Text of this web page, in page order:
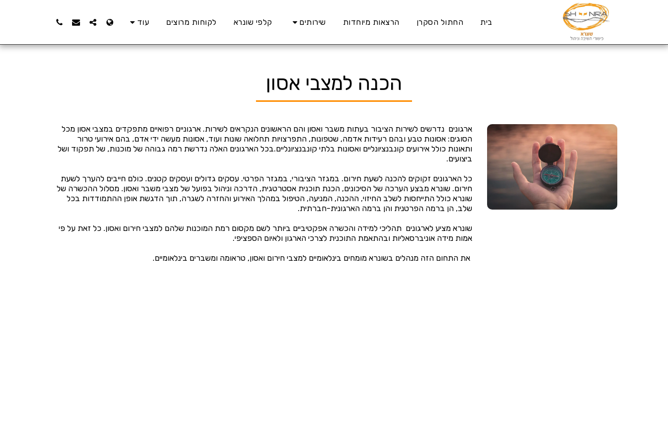
בית החתול הסקרן הרצאות מיוחדות שירותים קלפי שונרא לקוחות מרוצים עוד
הכנה למצבי אסון
ארגונים נדרשים לשירות הציבור בעתות משבר ואסון והם הראשונים הנקראים לשירות. ארגוניים רפואיים מתפקדים במצבי אסון מכל
הסוגים: אסונות טבע ובהם רעידות אדמה, שטפונות, התפרצויות תחלואה שונות ועוד, אסונות מעשה ידי אדם, בהם אירועי טרור
ותאונות כולל אירועים קונבנציונליים ואסונות בלתי קונבנציונליים.בכל הארגונים האלה נדרשת רמה גבוהה של מוכנות, של תפקוד ושל
ביצועים.
כל הארגונים זקוקים להכנה לשעת חירום. במגזר הציבורי, במגזר הפרטי. עסקים גדולים ועסקים קטנים. כולם חייבים להערך לשעת
חירום. שונרא מבצע הערכה של הסיכונים, הכנת תוכנית אסטרטגית, הדרכה וניהול בפועל של מצבי משבר ואסון. מסלול ההכשרה של
שונרא כולל התייחסות לשלב החיזוי, ההכנה, המניעה, הטיפול במהלך האירוע והחזרה לשגרה, תוך הדגשת אופן ההתמודדות בכל
שלב, הן ברמה הפרטנית והן ברמה הארגונית-חברתית.
שונרא מציע לארגונים תהליכי למידה והכשרה אפקטיביים ביותר לשם מקסום רמת המוכנות שלהם למצבי חירום ואסון. כל זאת על פי
אמות מידה אוניברסאליות ובהתאמת התוכנית לצרכי הארגון ולאיום הספציפי.
את התחום הזה מנהלים בשונרא מומחים בינלאומיים למצבי חירום ואסון, טראומה ומשברים בינלאומיים.